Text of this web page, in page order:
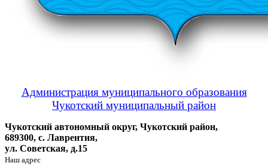
Администрация муниципального образования
Чукотский муниципальный район
Чукотский автономный округ, Чукотский район,
689300, с. Лаврентия,
ул. Советская, д.15
Наш адрес